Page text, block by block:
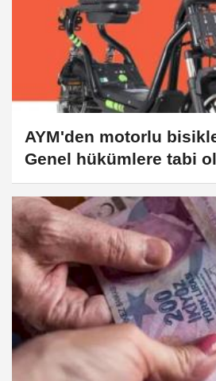
AYM'den motorlu
Genel hükümlere tabi
Anayasa’ya aykırı değil